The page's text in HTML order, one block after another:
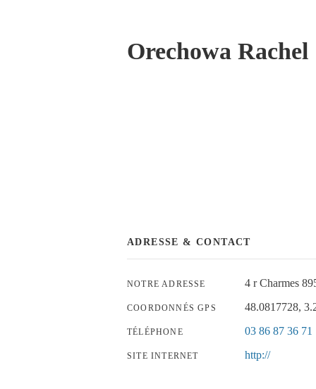
Orechowa Rachel
ADRESSE & CONTACT
NOTRE ADRESSE 4 r Charmes
COORDONNÉS GPS 48.0817728,
TÉLÉPHONE 03 86 87 36 71
SITE INTERNET http://